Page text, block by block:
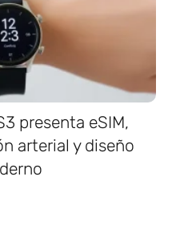
presenta eSIM,
arterial y diseño